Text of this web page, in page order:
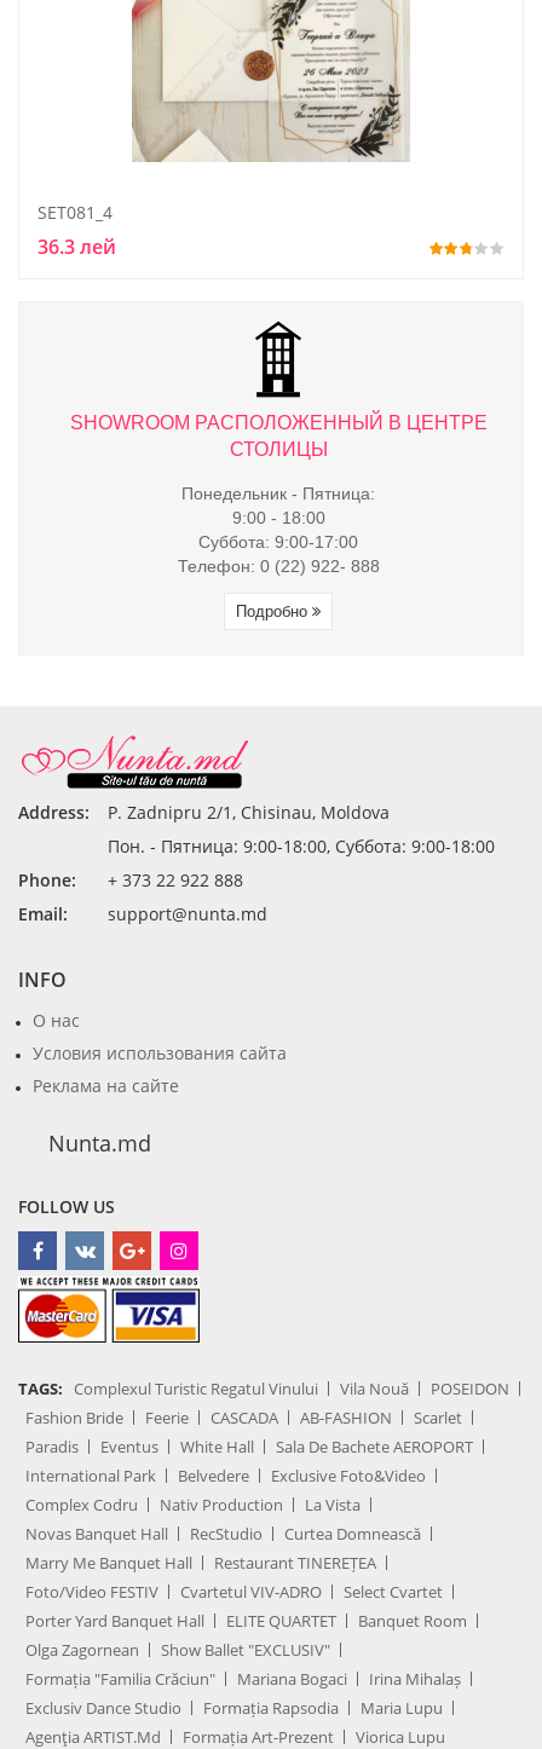
SET081_4
36.3 лей
SHOWROOM РАСПОЛОЖЕННЫЙ В ЦЕНТРЕ
СТОЛИЦЫ
Понедельник - Пятница:
9:00 - 18:00
Суббота: 9:00-17:00
Телефон: 0 (22) 922- 888
Подробно
Address:
P. Zadnipru 2/1, Chisinau, Moldova
Пон. - Пятница: 9:00-18:00, Суббота: 9:00-18:00
Phone:
+ 373 22 922 888
Email:
support@nunta.md
INFO
О нас
Условия использования сайта
Реклама на сайте
Nunta.md
FOLLOW US
TAGS: Complexul Turistic Regatul Vinului Vila Nouă
POSEIDON
Fashion Bride
Feerie CASCADA AB-FASHION
Scarlet
Paradis
Eventus White Hall
Sala De Bachete AEROPORT
International Park
Belvedere
Exclusive Foto&Video
Complex Codru
Nativ Production
La Vista
Novas Banquet Hall
RecStudio
Curtea Domnească
Marry Me Banquet Hall
Restaurant TINEREȚEA
Foto/Video FESTIV
Cvartetul VIV-ADRO
Select Cvartet
Porter Yard Banquet Hall
ELITE QUARTET
Banquet Room
Olga Zagornean
Show Ballet "EXCLUSIV"
Formația "Familia Crăciun"
Mariana Bogaci
Irina Mihalaș
Exclusiv Dance Studio
Formația Rapsodia
Maria Lupu
Agenţia ARTIST.md
Formația Art-Prezent Viorica Lupu